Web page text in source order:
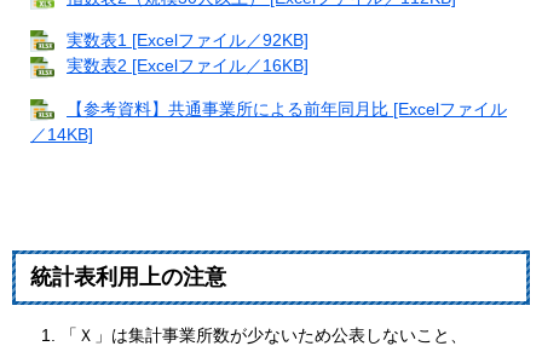
実数表1 [Excelファイル／92KB]
実数表2 [Excelファイル／16KB]
【参考資料】共通事業所による前年同月比 [Excelファイル
／14KB]
統計表利用上の注意
「Ｘ」は集計事業所数が少ないため公表しないこと、